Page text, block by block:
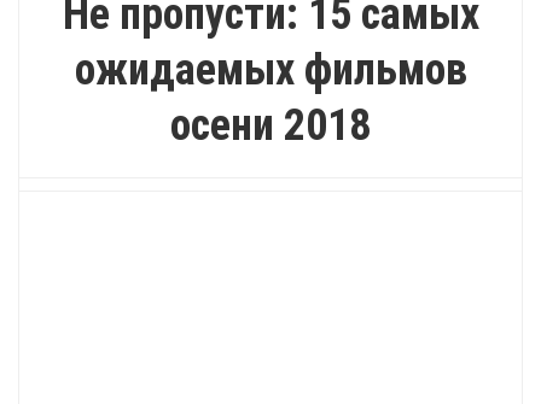
Не пропусти: 15 самых
ожидаемых фильмов
осени 2018